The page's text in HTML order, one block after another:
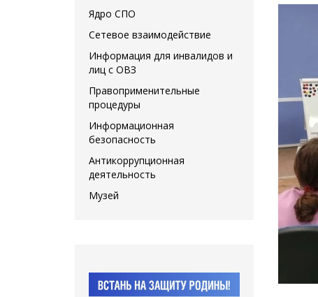
Ядро СПО
Сетевое взаимодействие
Информация для инвалидов и
лиц с ОВЗ
Правоприменительные
процедуры
Информационная
безопасность
Антикоррупционная
деятельность
Музей